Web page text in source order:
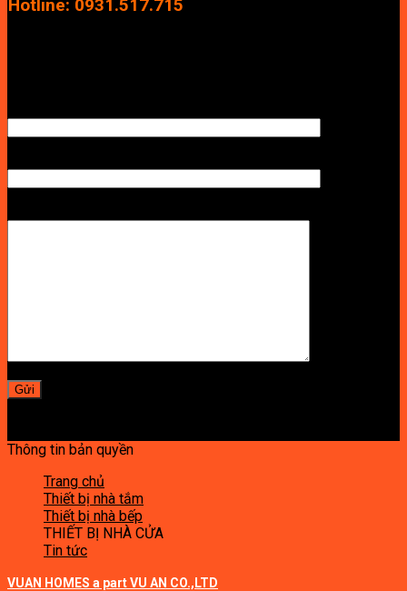
Hotline: 0931.517.715
Thông tin bản quyền
Trang chủ
Thiết bị nhà tắm
Thiết bị nhà bếp
THIẾT BỊ NHÀ CỬA
Tin tức
VUAN HOMES a part VU AN CO.,LTD